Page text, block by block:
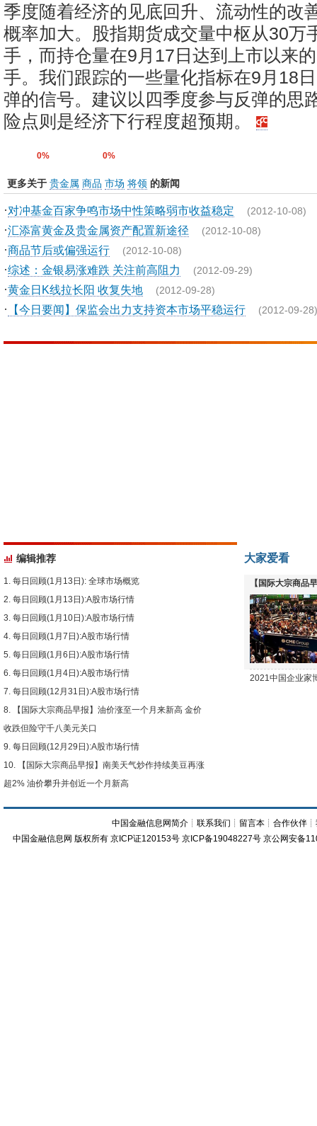
季度随着经济的见底回升、流动性的改
概率加大。股指期货成交量中枢从30万
手，而持仓量在9月17日达到上市以来
手。我们跟踪的一些量化指标在9月18
弹的信号。建议以四季度参与反弹的思
险点则是经济下行程度超预期。
0% 0%
更多关于 贵金属 商品 市场 将领 的新闻
·对冲基金百家争鸣市场中性策略弱市收益稳定 (2012-10-08)
·汇添富黄金及贵金属资产配置新途径 (2012-10-08)
·商品节后或偏强运行 (2012-10-08)
·综述：金银易涨难跌 关注前高阻力 (2012-09-29)
·黄金日K线拉长阳 收复失地 (2012-09-28)
· 【今日要闻】保监会出力支持资本市场平稳运行 (2012-09-28)
编辑推荐
每日回顾(1月13日): 全球市场概览
每日回顾(1月13日):A股市场行情
每日回顾(1月10日):A股市场行情
每日回顾(1月7日):A股市场行情
每日回顾(1月6日):A股市场行情
每日回顾(1月4日):A股市场行情
每日回顾(12月31日):A股市场行情
【国际大宗商品早报】油价涨至一个月来新高 金价
收跌但险守千八美元关口
每日回顾(12月29日):A股市场行情
【国际大宗商品早报】南美天气炒作持续美豆再涨
超2% 油价攀升并创近一个月新高
大家爱看
【国际大宗商品
下跌
2021中国企业家
中国金融信息网简介 ┊联系我们 ┊ 留言本 ┊合作伙伴 ┊
中国金融信息网 版权所有 京ICP证120153号 京ICP备19048227号 京公网安备